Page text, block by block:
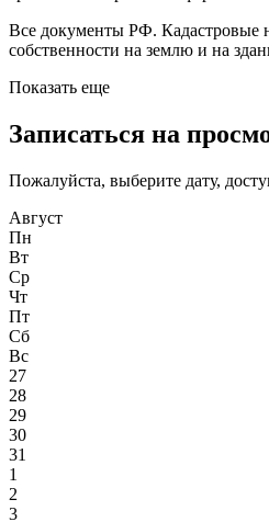
Все документы РФ. Кадастровые
собственности на землю и на
Показать еще
Записаться на
Пожалуйста, выберите дату,
Август
Пн
Вт
Ср
Чт
Пт
Сб
Вс
27
28
29
30
31
1
2
3